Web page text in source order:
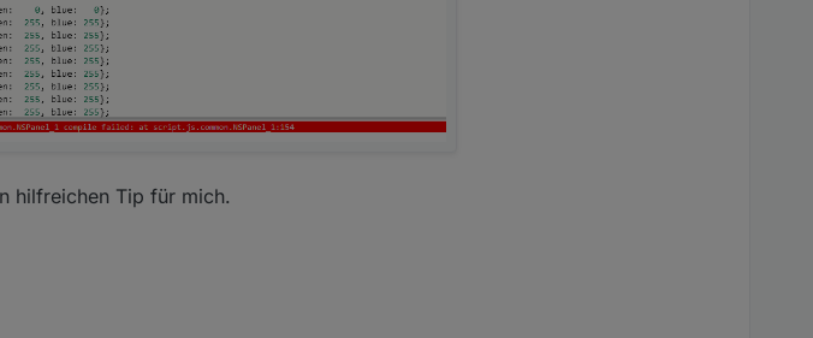
hilfreichen Tip für mich.